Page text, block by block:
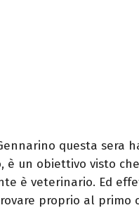
questa sera
è un obiettivo visto
è veterinario. Ed
proprio al primo